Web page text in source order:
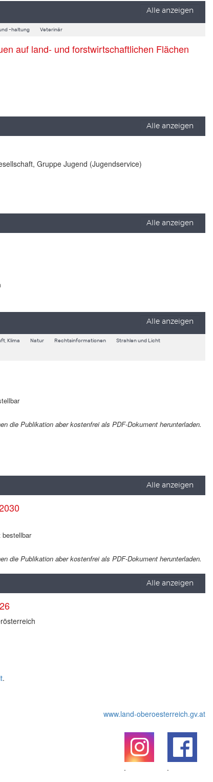
Alle anzeigen
-haltung Veterinär
auf land- und forstwirtschaftlichen Flächen
Alle anzeigen
Gruppe Jugend (Jugendservice)
Alle anzeigen
Alle anzeigen
Klima Natur Rechtsinformationen Strahlen und Licht
die Publikation aber kostenfrei als PDF-Dokument herunterladen.
Alle anzeigen
bestellbar
die Publikation aber kostenfrei als PDF-Dokument herunterladen.
Alle anzeigen
.
www.land-oberoesterreich.gv.at
.
.